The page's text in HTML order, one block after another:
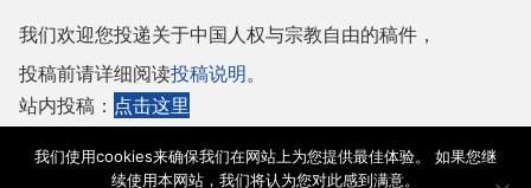
我们欢迎您投递关于中国人权与宗教自由的稿件，
投稿前请详细阅读投稿说明。
站内投稿： 点击这里
我们使用cookies来确保我们在网站上为您提供最佳体验。 如果您继
续使用本网站，我们将认为您对此感到满意。